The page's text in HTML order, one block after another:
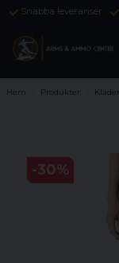
Snabba leveranser
Hem Produkter Kläder
-30%